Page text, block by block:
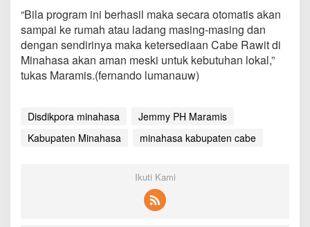
n
a
m
C
a
“Bila program ini berhasil maka secara otomatis akan
sampai ke rumah atau ladang masing-masing dan
dengan sendirinya maka ketersediaan Cabe Rawit di
Minahasa akan aman meski untuk kebutuhan lokal,”
tukas Maramis.(fernando lumanauw)
Disdikpora minahasa
Jemmy PH Maramis
Kabupaten Minahasa
minahasa kabupaten cabe
Ikuti Kami